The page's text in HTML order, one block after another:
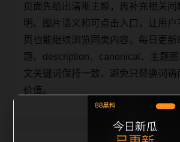
页面先给出清晰主题，再补充相关问
明、图片语义和可点击入口，让用
页也能继续浏览同类内容。每日更新
题、description、canonical、主题
文关键词保持一致，避免只替换词语
价值。